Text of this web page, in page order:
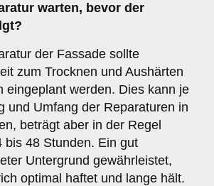
warten, bevor der
der Fassade sollte
zum Trocknen und Aushärten
eingeplant werden. Dies kann je
und Umfang der Reparaturen in
beträgt aber in der Regel
bis 48 Stunden. Ein gut
Untergrund gewährleistet,
optimal haftet und lange hält.